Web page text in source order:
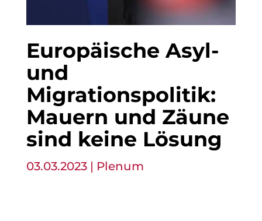
Europäische Asyl-
und
Migrationspolitik:
Mauern und Zäune
sind keine Lösung
03.03.2023| Plenum